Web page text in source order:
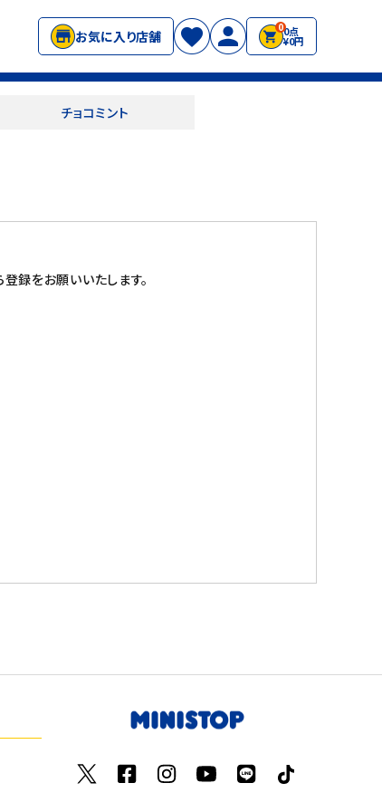
お気に入り店舗
00点
¥0円
チョコミント
録をお願いいたします。